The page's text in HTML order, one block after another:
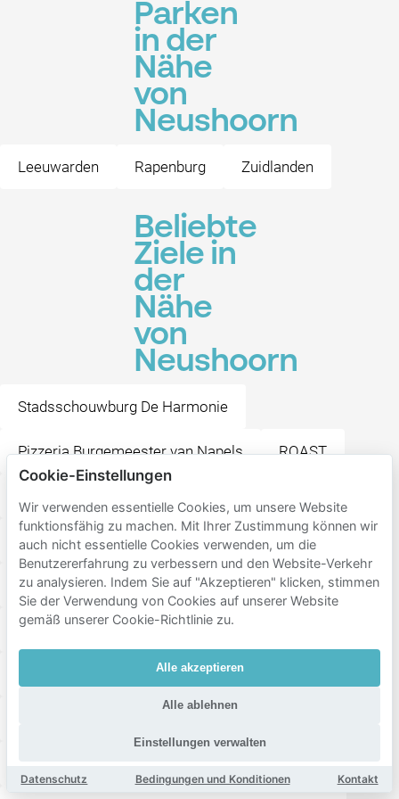
Parken
in der
Nähe
von
Neushoorn
Leeuwarden Rapenburg Zuidlanden
Beliebte
Ziele in
der
Nähe
von
Neushoorn
Stadsschouwburg De Harmonie
Pizzeria Burgemeester van Napels ROAST
Oldehove Wilhelminaplein Fries Museum
Z Leeuwarden Keramiekmuseum Princessehof
Historisch Centrum Leeuwarden
Stationsplein
Cookie-Einstellungen
Wir verwenden essentielle Cookies, um unsere Website
funktionsfähig zu machen. Mit Ihrer Zustimmung können wir
auch nicht essentielle Cookies verwenden, um die
Benutzererfahrung zu verbessern und den Website-Verkehr
zu analysieren. Indem Sie auf "Akzeptieren" klicken, stimmen
Sie der Verwendung von Cookies auf unserer Website
gemäß unserer Cookie-Richtlinie zu.
Alle akzeptieren
Alle ablehnen
Einstellungen verwalten
Datenschutz Bedingungen und Konditionen Kontakt